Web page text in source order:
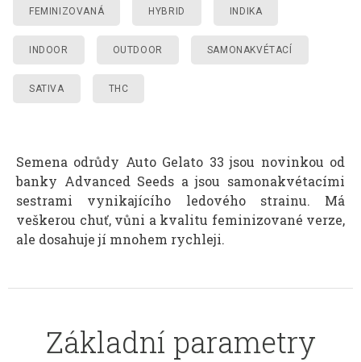
FEMINIZOVANÁ HYBRID INDIKA
INDOOR OUTDOOR SAMONAKVÉTACÍ
SATIVA THC
Semena odrůdy Auto Gelato 33 jsou novinkou od
banky Advanced Seeds a jsou samonakvétacími
sestrami vynikajícího ledového strainu. Má
veškerou chuť, vůni a kvalitu feminizované verze,
ale dosahuje jí mnohem rychleji.
Základní parametry